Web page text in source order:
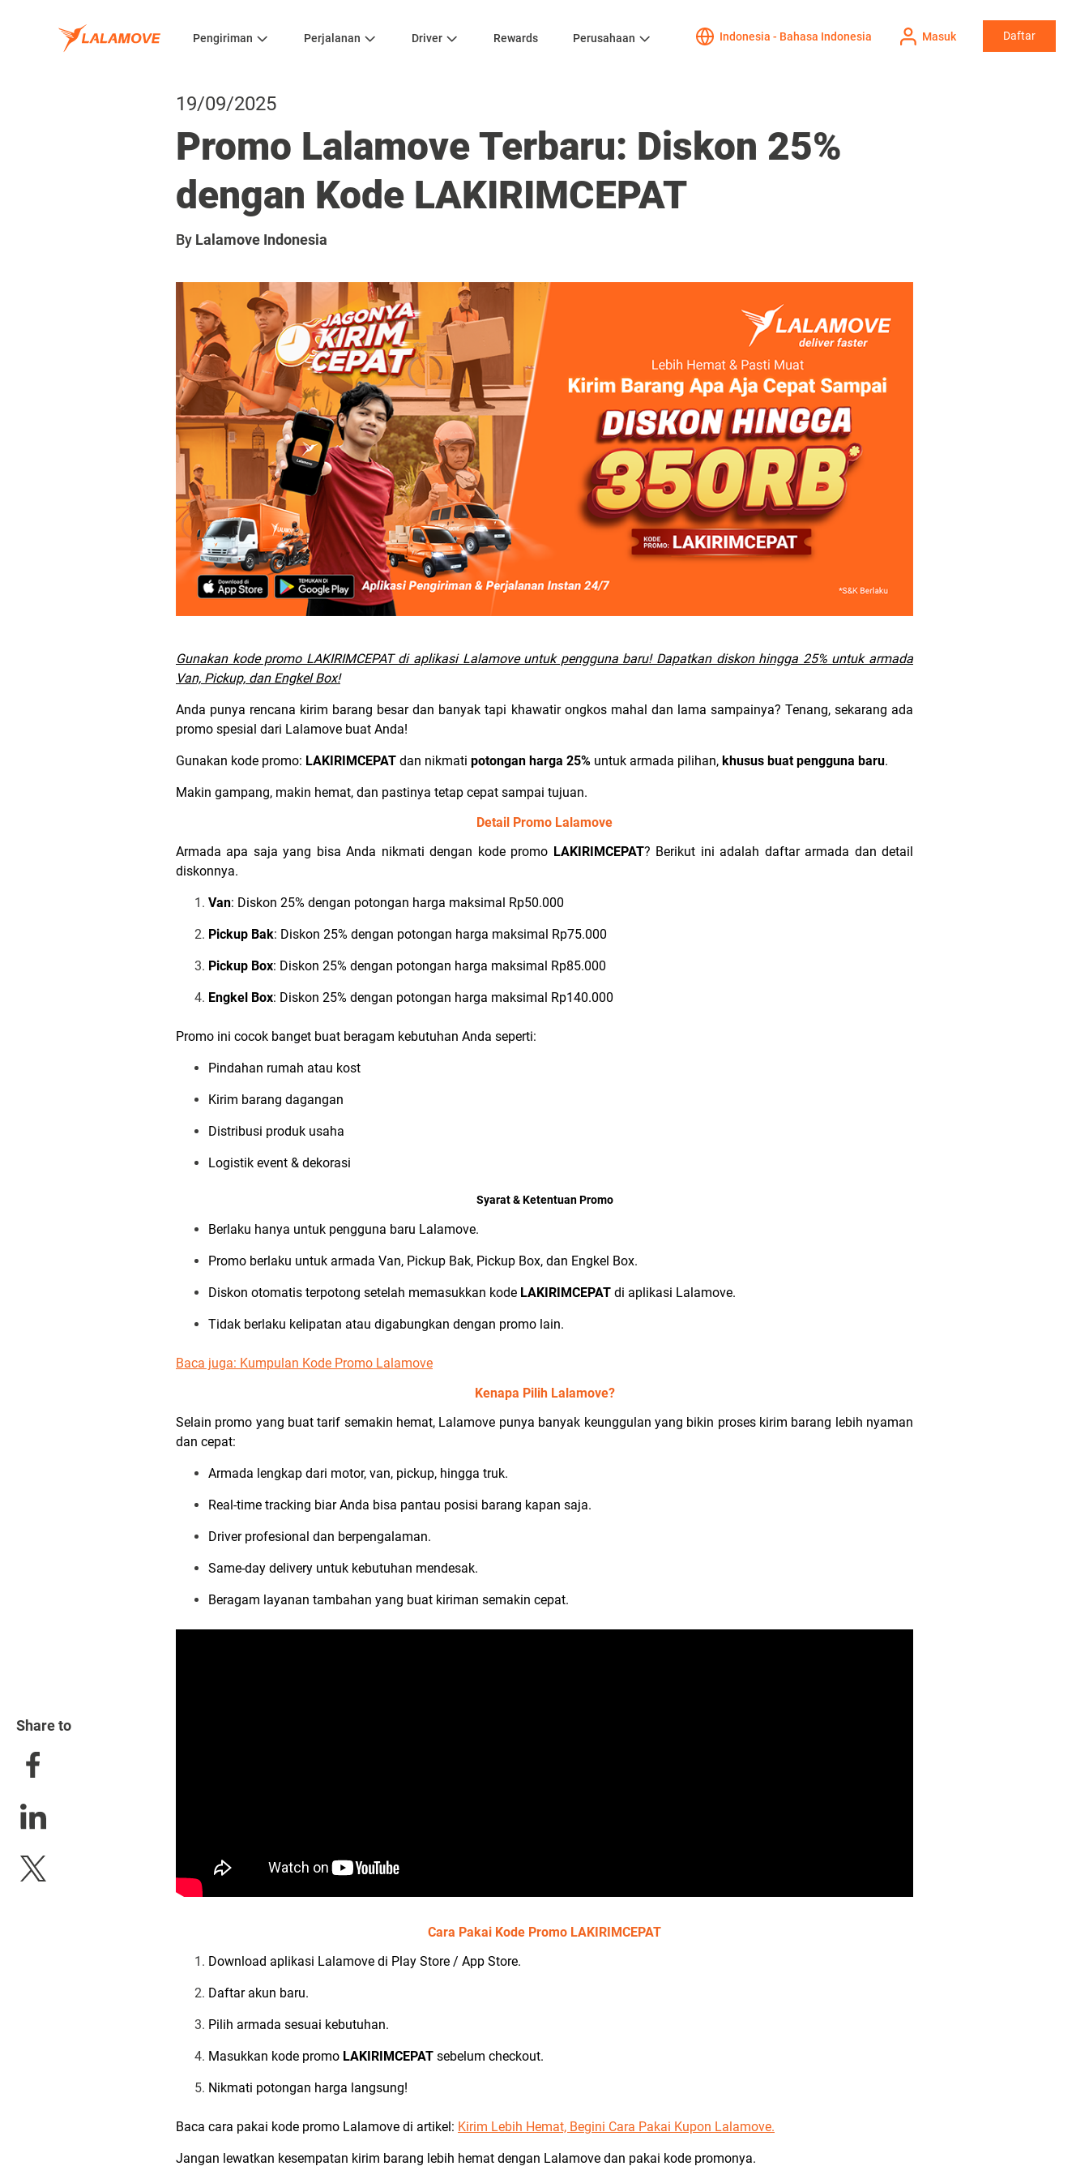
Pengiriman Perjalanan Driver Rewards Perusahaan Indonesia - Bahasa Indonesia Masuk Daftar
19/09/2025
Promo Lalamove Terbaru: Diskon 25%
dengan Kode LAKIRIMCEPAT
By Lalamove Indonesia
Gunakan kode promo LAKIRIMCEPAT di aplikasi Lalamove untuk pengguna baru! Dapatkan diskon hingga 25% untuk armada
Van, Pickup, dan Engkel Box!
Anda punya rencana kirim barang besar dan banyak tapi khawatir ongkos mahal dan lama sampainya? Tenang, sekarang ada
promo spesial dari Lalamove buat Anda!
Gunakan kode promo: LAKIRIMCEPAT dan nikmati potongan harga 25% untuk armada pilihan, khusus buat pengguna baru.
Makin gampang, makin hemat, dan pastinya tetap cepat sampai tujuan.
Detail Promo Lalamove
Armada apa saja yang bisa Anda nikmati dengan kode promo LAKIRIMCEPAT? Berikut ini adalah daftar armada dan detail
diskonnya.
Van: Diskon 25% dengan potongan harga maksimal Rp50.000
Pickup Bak: Diskon 25% dengan potongan harga maksimal Rp75.000
Pickup Box: Diskon 25% dengan potongan harga maksimal Rp85.000
Engkel Box: Diskon 25% dengan potongan harga maksimal Rp140.000
Promo ini cocok banget buat beragam kebutuhan Anda seperti:
Pindahan rumah atau kost
Kirim barang dagangan
Distribusi produk usaha
Logistik event & dekorasi
Syarat & Ketentuan Promo
Berlaku hanya untuk pengguna baru Lalamove.
Promo berlaku untuk armada Van, Pickup Bak, Pickup Box, dan Engkel Box.
Diskon otomatis terpotong setelah memasukkan kode LAKIRIMCEPAT di aplikasi Lalamove.
Tidak berlaku kelipatan atau digabungkan dengan promo lain.
Baca juga: Kumpulan Kode Promo Lalamove
Kenapa Pilih Lalamove?
Selain promo yang buat tarif semakin hemat, Lalamove punya banyak keunggulan yang bikin proses kirim barang lebih nyaman
dan cepat:
Armada lengkap dari motor, van, pickup, hingga truk.
Real-time tracking biar Anda bisa pantau posisi barang kapan saja.
Driver profesional dan berpengalaman.
Same-day delivery untuk kebutuhan mendesak.
Beragam layanan tambahan yang buat kiriman semakin cepat.
Cara Pakai Kode Promo LAKIRIMCEPAT
Download aplikasi Lalamove di Play Store / App Store.
Daftar akun baru.
Pilih armada sesuai kebutuhan.
Masukkan kode promo LAKIRIMCEPAT sebelum checkout.
Nikmati potongan harga langsung!
Baca cara pakai kode promo Lalamove di artikel: Kirim Lebih Hemat, Begini Cara Pakai Kupon Lalamove.
Jangan lewatkan kesempatan kirim barang lebih hemat dengan Lalamove dan pakai kode promonya.
Share to